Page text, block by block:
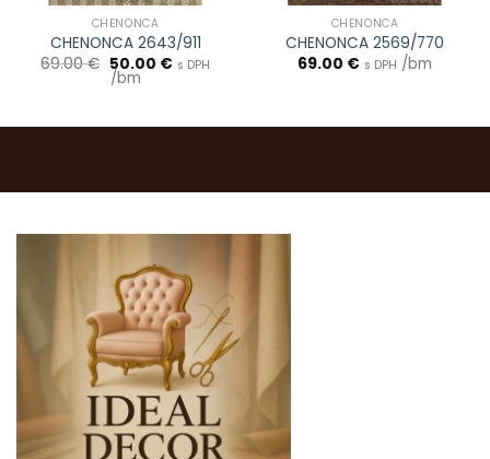
CHENONCA
CHENONCA 2643/911
69.00€ Pôvodná
cena
bola:
50.00 €Aktuálna
s DPH
/bm
CHENONCA
CHENONCA 2569/770
69.00 € s DPH /bm